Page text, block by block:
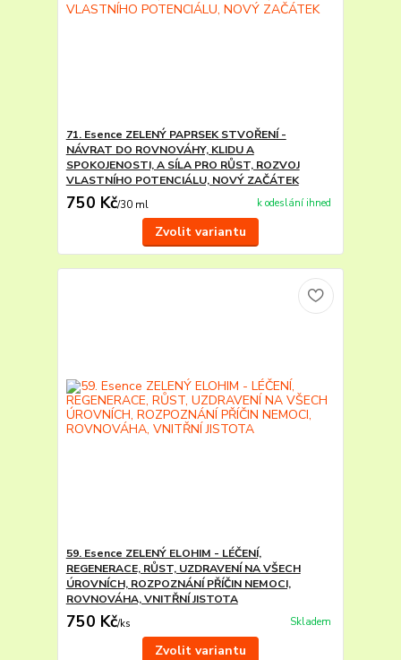
71. Esence ZELENÝ PAPRSEK STVOŘENÍ -
NÁVRAT DO ROVNOVÁHY, KLIDU A
SPOKOJENOSTI, A SÍLA PRO RŮST, ROZVOJ
VLASTNÍHO POTENCIÁLU, NOVÝ ZAČÁTEK
750 Kč/30 ml k odeslání ihned
Zvolit variantu
59. Esence ZELENÝ ELOHIM - LÉČENÍ,
REGENERACE, RŮST, UZDRAVENÍ NA VŠECH
ÚROVNÍCH, ROZPOZNÁNÍ PŘÍČIN NEMOCI,
ROVNOVÁHA, VNITŘNÍ JISTOTA
750 Kč/ks Skladem
Zvolit variantu